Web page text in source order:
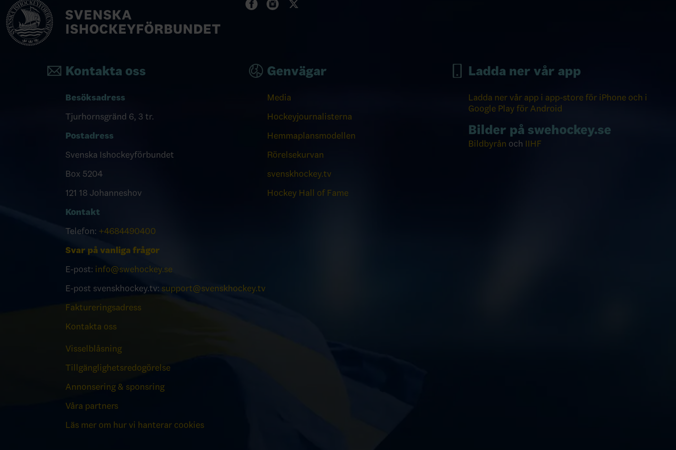
Kontakta oss
Besöksadress
Tjurhornsgränd 6, 3 tr.
Postadress
Svenska Ishockeyförbundet
Box 5204
121 18 Johanneshov
Kontakt
Telefon: +4684490400
Svar på vanliga frågor
E-post: info@swehockey.se
E-post svenskhockey.tv: support@svenskhockey.tv
Faktureringsadress
Kontakta oss
Visselblåsning
Tillgänglighetsredogörelse
Annonsering & sponsring
Våra partners
Läs mer om hur vi hanterar cookies
Genvägar
Media
Hockeyjournalisterna
Hemmaplansmodellen
Rörelsekurvan
svenskhockey.tv
Hockey Hall of Fame
Ladda ner vår app
Ladda ner vår app i app-store för iPhone och i
Google Play för Android
Bilder på swehockey.se
Bildbyrån och IIHF